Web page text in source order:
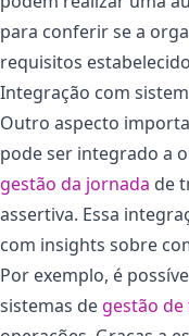
para conferir se a
requisitos
Integração com
Outro aspecto
pode ser integrado a
gestão da jornada de
assertiva. Essa
com insights sobre
Por exemplo, é
sistemas de gestão